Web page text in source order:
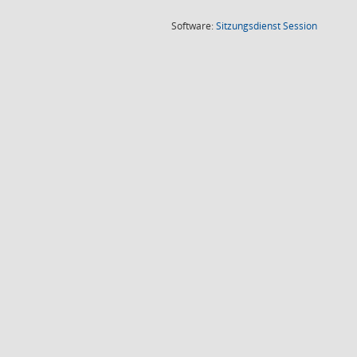
Software:SitzungsdienstSession(Wird in